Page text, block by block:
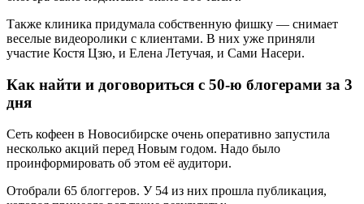
Также клиника придумала собственную фишку — снимает
веселые видеоролики с клиентами. В них уже приняли
участие Костя Цзю, и Елена Летучая, и Сами Насери.
Как найти и договориться с 50-ю блогерами за 3
дня
Сеть кофеен в Новосибирске очень оперативно запустила
несколько акций перед Новым годом. Надо было
проинформировать об этом её аудитори.
Отобрали 65 блоггеров. У 54 из них прошла публикация,